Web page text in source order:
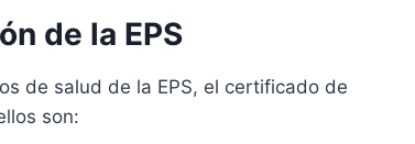
de la EPS
de salud de la EPS, el certificado de
son: